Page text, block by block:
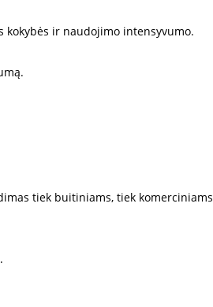
ir naudojimo intensyvumo.
tiek buitiniams, tiek komerciniams